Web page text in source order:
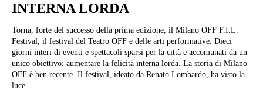
INTERNA LORDA
Torna, forte del successo della prima edizione, il Milano OFF F.I.L.
Festival, il festival del Teatro OFF e delle arti performative. Dieci
giorni interi di eventi e spettacoli sparsi per la città e accomunati da un
unico obiettivo: aumentare la felicità interna lorda. La storia di Milano
OFF è ben recente. Il festival, ideato da Renato Lombardo, ha visto la
luce...